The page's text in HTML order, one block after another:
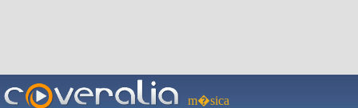
m�sica